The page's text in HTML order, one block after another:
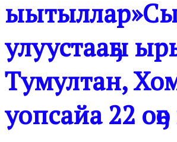
улуустааҕы
Тумултан,
уопсайа 22